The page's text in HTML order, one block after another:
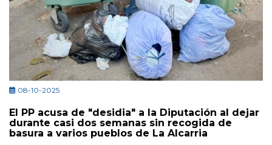
08-10-2025
El PP acusa de "desidia" a la Diputación al dejar
durante casi dos semanas sin recogida de
basura a varios pueblos de La Alcarria